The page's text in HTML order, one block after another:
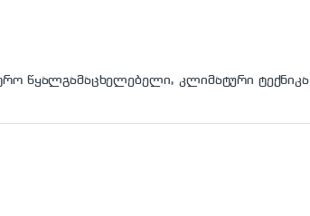
წყალგამაცხელებელი,კლიმატური ტექნიკა